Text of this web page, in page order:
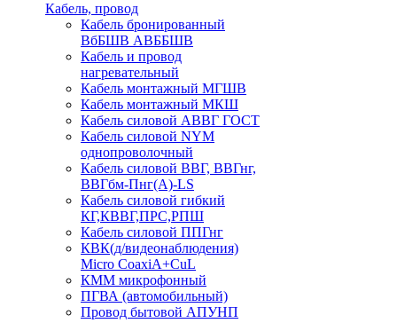
Кабель, провод
Кабель бронированный
ВбБШВ АВББШВ
Кабель и провод
нагревательный
Кабель монтажный МГШВ
Кабель монтажный МКШ
Кабель силовой АВВГ ГОСТ
Кабель силовой NYM
однопроволочный
Кабель силовой ВВГ, ВВГнг,
ВВГбм-Пнг(А)-LS
Кабель силовой гибкий
КГ,КВВГ,ПРС,РПШ
Кабель силовой ППГнг
КВК(д/видеонаблюдения)
Micro CoaxiA+CuL
КММ микрофонный
ПГВА (автомобильный)
Провод бытовой АПУНП